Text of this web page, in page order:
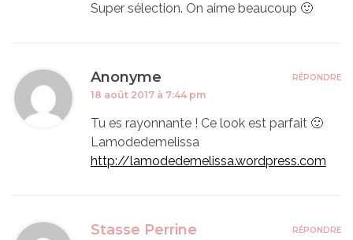
Super sélection. On aime beaucoup 🙂
Anonyme
18 août 2017 à 7:44 pm
Tu es rayonnante ! Ce look est parfait 🙂
Lamodedemelissa
http://lamodedemelissa.wordpress.com
RÉPONDRE
Stasse Perrine RÉPONDRE